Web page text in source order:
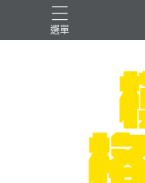
選單